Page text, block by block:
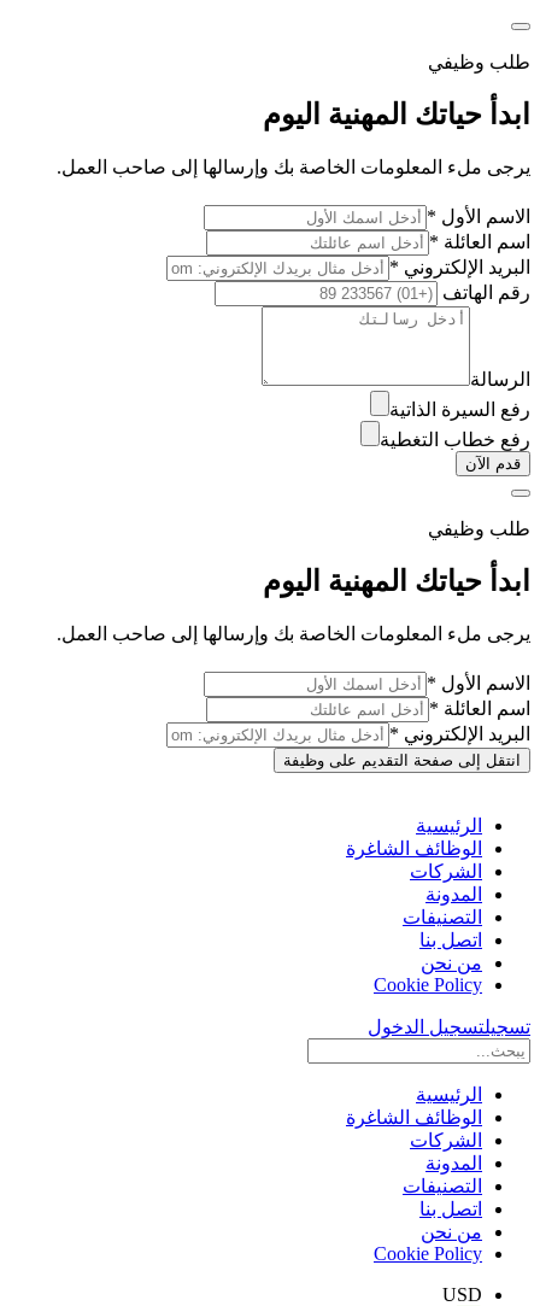
طلب وظيفي
ابدأ حياتك المهنية اليوم
يرجى ملء المعلومات الخاصة بك وإرسالها إلى صاحب العمل.
الاسم الأول *
اسم العائلة *
البريد الإلكتروني *
رقم الهاتف
الرسالة
رفع السيرة الذاتية
رفع خطاب التغطية
قدم الآن
طلب وظيفي
ابدأ حياتك المهنية اليوم
يرجى ملء المعلومات الخاصة بك وإرسالها إلى صاحب العمل.
الاسم الأول *
اسم العائلة *
البريد الإلكتروني *
انتقل إلى صفحة التقديم على وظيفة
الرئيسية
الوظائف الشاغرة
الشركات
المدونة
التصنيفات
اتصل بنا
من نحن
Cookie Policy
تسجيلتسجيل الدخول
الرئيسية
الوظائف الشاغرة
الشركات
المدونة
التصنيفات
اتصل بنا
من نحن
Cookie Policy
USD